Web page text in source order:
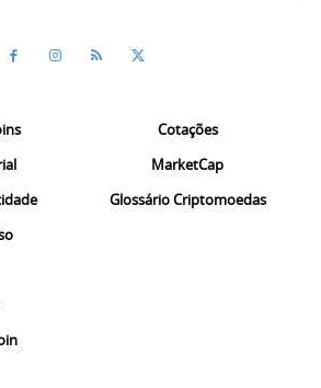
Cotações
MarketCap
Glossário Criptomoedas